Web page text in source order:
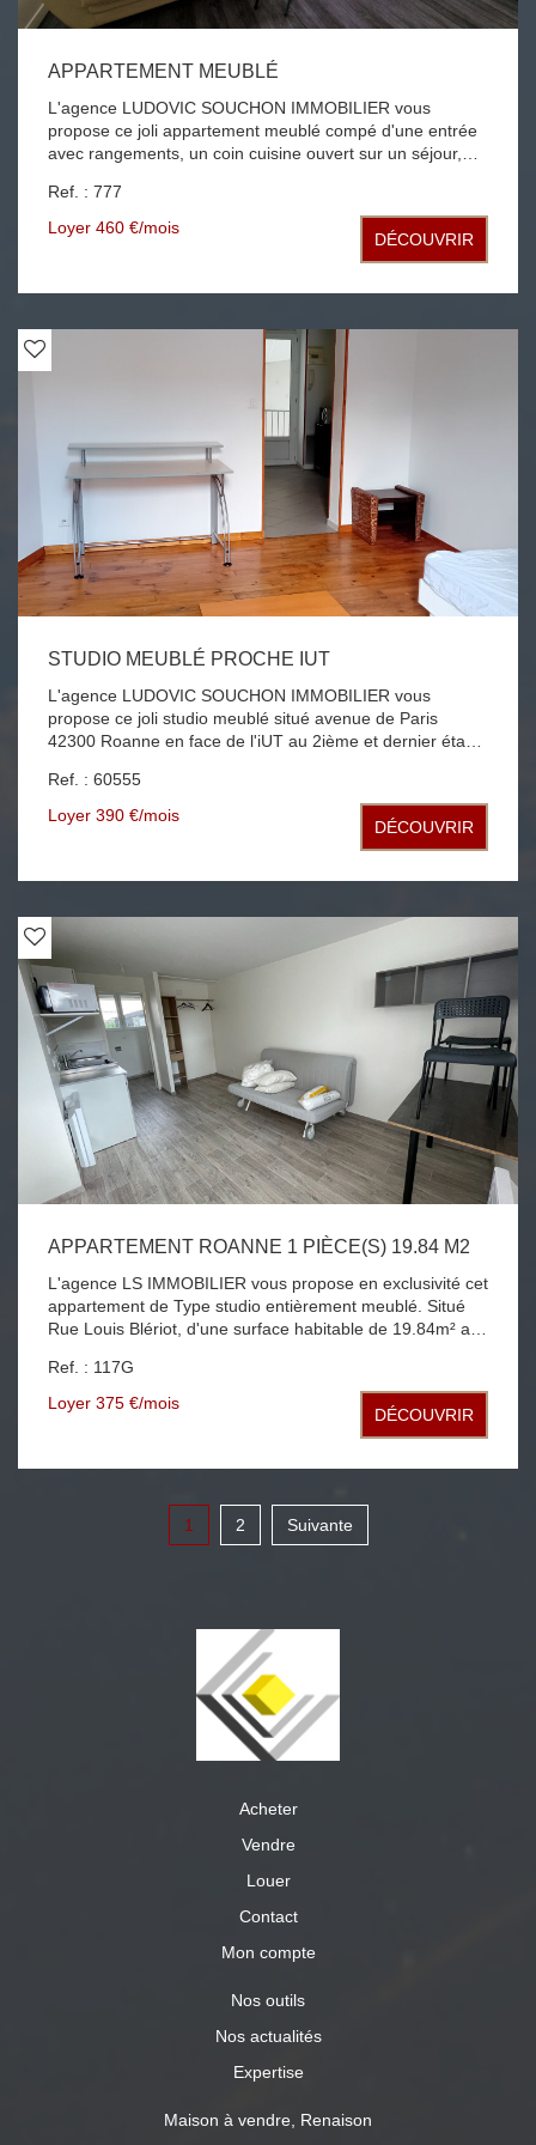
APPARTEMENT MEUBLÉ
L'agence LUDOVIC SOUCHON IMMOBILIER vous
propose ce joli appartement meublé compé d'une entrée
avec rangements, un coin cuisine ouvert sur un séjour,
collectifs libre de suite l'appartement est situé au centre
ville de Roanne rue Emile Noirot proche commerces, gare
Ref. : 777
Loyer 460 €/mois
DÉCOUVRIR
STUDIO MEUBLÉ PROCHE IUT
L'agence LUDOVIC SOUCHON IMMOBILIER vous
propose ce joli studio meublé situé avenue de Paris
42300 Roanne en face de l'iUT au 2ième et dernier étage
habitable, cuisine aménagée, pièce principale, salle d'eau
avec WC chauffage individuel électrique
Ref. : 60555
Loyer 390 €/mois
DÉCOUVRIR
APPARTEMENT ROANNE 1 PIÈCE(S) 19.84 M2
L'agence LS IMMOBILIER vous propose en exclusivité cet
appartement de Type studio entièrement meublé. Situé
Rue Louis Blériot, d'une surface habitable de 19.84m² au
vie de 15 m² ouverte sur un coin cuisine comprenant
plaques de cuisson; micro onde; un frigo et un salle d'eau
avec WC. Une buanderie avec lave linge et sèche linge
accessible aux locataires complète ce bien. Chauffage
individuel électrique. Loyer 350 € + 20 € de forfait de
Ref. : 117G
Loyer 375 €/mois
DÉCOUVRIR
1 2 Suivante
Acheter
Vendre
Louer
Contact
Mon compte
Nos outils
Nos actualités
Expertise
Maison à vendre, Renaison